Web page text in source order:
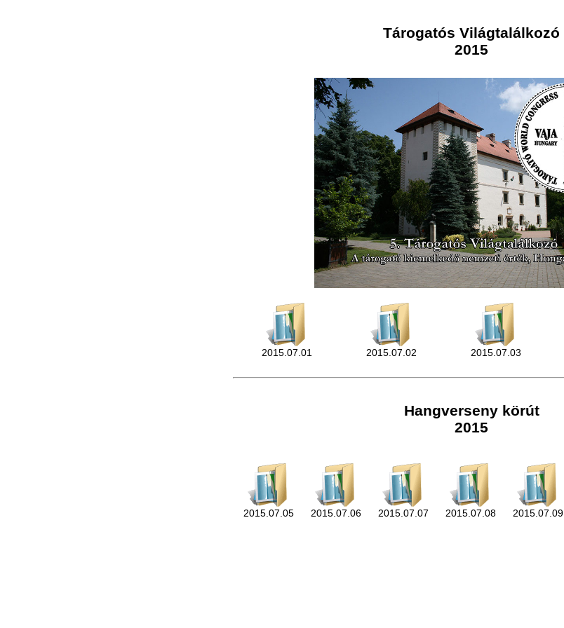
Tárogatós Világtalálkozó
2015
2015.07.01 2015.07.02 2015.07.03
Hangverseny körút
2015
2015.07.05 2015.07.06 2015.07.07 2015.07.08 2015.07.09